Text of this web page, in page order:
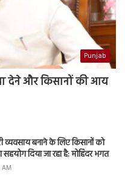
Punjab
देने और किसानों की आय
व्यवसाय बनाने के लिए किसानों को
दिया जा रहा है: मोहिंदर भगत
AM